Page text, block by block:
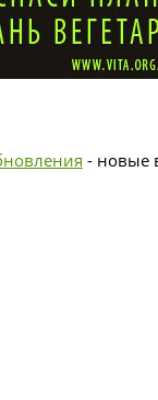
- новые